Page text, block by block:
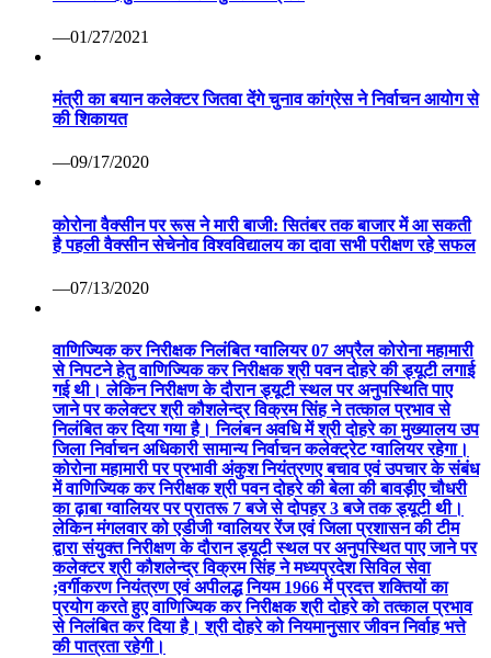
—01/27/2021
मंत्री का बयान कलेक्टर जितवा देंगे चुनाव कांग्रेस ने निर्वाचन आयोग से
की शिकायत
—09/17/2020
कोरोना वैक्सीन पर रूस ने मारी बाजी: सितंबर तक बाजार में आ सकती
है पहली वैक्सीन सेचेनोव विश्वविद्यालय का दावा सभी परीक्षण रहे सफल
—07/13/2020
वाणिज्यिक कर निरीक्षक निलंबित ग्वालियर 07 अप्रैल कोरोना महामारी
से निपटने हेतु वाणिज्यिक कर निरीक्षक श्री पवन दोहरे की ड्यूटी लगाई
गई थी। लेकिन निरीक्षण के दौरान ड्यूटी स्थल पर अनुपस्थिति पाए
जाने पर कलेक्टर श्री कौशलेन्द्र विक्रम सिंह ने तत्काल प्रभाव से
निलंबित कर दिया गया है। निलंबन अवधि में श्री दोहरे का मुख्यालय उप
जिला निर्वाचन अधिकारी सामान्य निर्वाचन कलेक्ट्रेट ग्वालियर रहेगा।
कोरोना महामारी पर प्रभावी अंकुश नियंत्रणए बचाव एवं उपचार के संबंध
में वाणिज्यिक कर निरीक्षक श्री पवन दोहरे की बेला की बावड़ीए चौधरी
का ढ़ाबा ग्वालियर पर प्रातरू 7 बजे से दोपहर 3 बजे तक ड्यूटी थी।
लेकिन मंगलवार को एडीजी ग्वालियर रेंज एवं जिला प्रशासन की टीम
द्वारा संयुक्त निरीक्षण के दौरान ड्यूटी स्थल पर अनुपस्थित पाए जाने पर
कलेक्टर श्री कौशलेन्द्र विक्रम सिंह ने मध्यप्रदेश सिविल सेवा
;वर्गीकरण नियंत्रण एवं अपीलद्ध नियम 1966 में प्रदत्त शक्तियों का
प्रयोग करते हुए वाणिज्यिक कर निरीक्षक श्री दोहरे को तत्काल प्रभाव
से निलंबित कर दिया है। श्री दोहरे को नियमानुसार जीवन निर्वाह भत्ते
की पात्रता रहेगी।